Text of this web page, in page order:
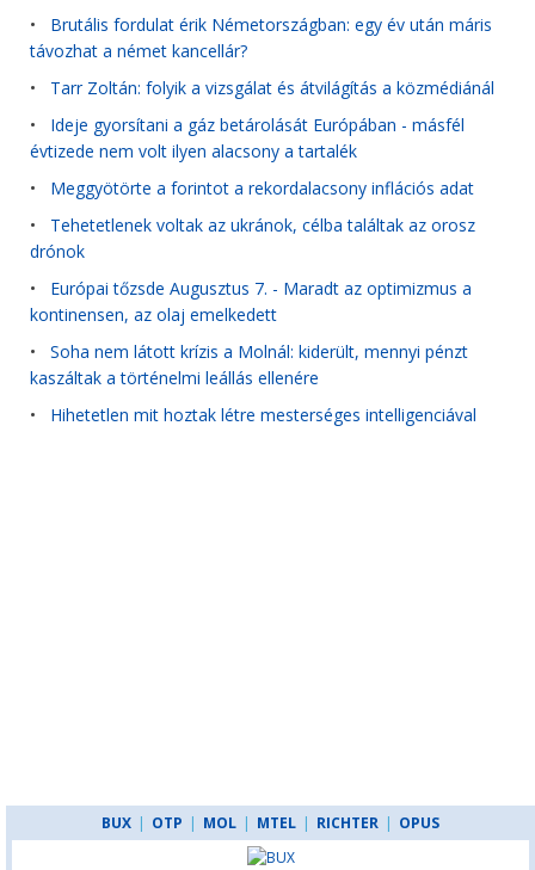
• Brutális fordulat érik Németországban: egy év után máris
távozhat a német kancellár?
• Tarr Zoltán: folyik a vizsgálat és átvilágítás a közmédiánál
• Ideje gyorsítani a gáz betárolását Európában - másfél
évtizede nem volt ilyen alacsony a tartalék
• Meggyötörte a forintot a rekordalacsony inflációs adat
• Tehetetlenek voltak az ukránok, célba találtak az orosz
drónok
• Európai tőzsde Augusztus 7. - Maradt az optimizmus a
kontinensen, az olaj emelkedett
• Soha nem látott krízis a Molnál: kiderült, mennyi pénzt
kaszáltak a történelmi leállás ellenére
• Hihetetlen mit hoztak létre mesterséges intelligenciával
BUX | OTP | MOL | MTEL | RICHTER | OPUS